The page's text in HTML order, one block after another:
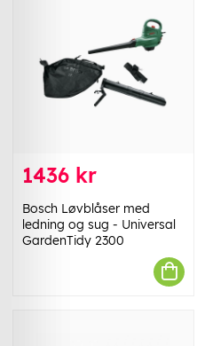
1436 kr
Bosch Løvblåser med
ledning og sug - Universal
GardenTidy 2300